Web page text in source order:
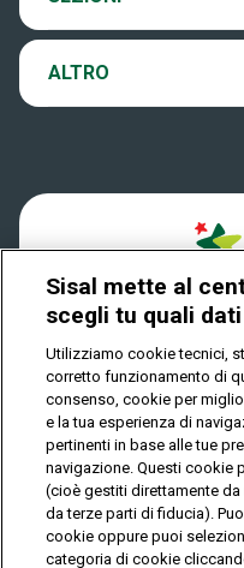
VinciCasa
Play Your Date
Come si gioca
Dove si gioca
Quanto si vince
Come riscuotere
ALTRO
Notifiche
Privacy
IL GIOCO È
© Copyright Sisal
Privacy
Sisal mette al
scegli tu quali
Utilizziamo cookie tecnici,
corretto funzionamento di
consenso, cookie per
e la tua esperienza di
pertinenti in base alle tue
navigazione. Questi cookie
(cioè gestiti direttamente
da terze parti di fiducia).
cookie oppure puoi
categoria di cookie